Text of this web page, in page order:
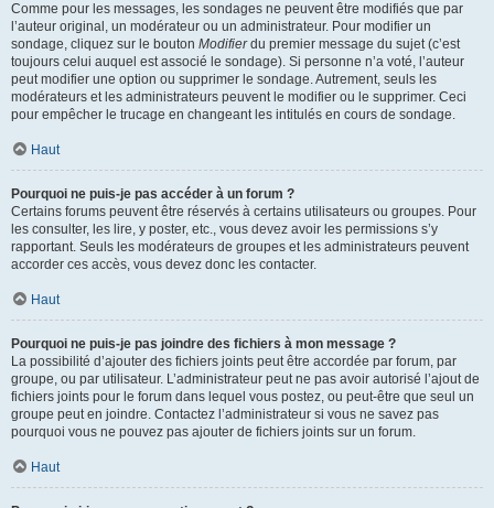
Comme pour les messages, les sondages ne peuvent être modifiés que par
l’auteur original, un modérateur ou un administrateur. Pour modifier un
sondage, cliquez sur le bouton Modifierdu premier message du sujet (c’est
toujours celui auquel est associé le sondage). Si personne n’a voté, l’auteur
peut modifier une option ou supprimer le sondage. Autrement, seuls les
modérateurs et les administrateurs peuvent le modifier ou le supprimer. Ceci
pour empêcher le trucage en changeant les intitulés en cours de sondage.
Haut
Pourquoi ne puis-je pas accéder à un forum ?
Certains forums peuvent être réservés à certains utilisateurs ou groupes. Pour
les consulter, les lire, y poster, etc., vous devez avoir les permissions s’y
rapportant. Seuls les modérateurs de groupes et les administrateurs peuvent
accorder ces accès, vous devez donc les contacter.
Haut
Pourquoi ne puis-je pas joindre des fichiers à mon message ?
La possibilité d’ajouter des fichiers joints peut être accordée par forum, par
groupe, ou par utilisateur. L’administrateur peut ne pas avoir autorisé l’ajout de
fichiers joints pour le forum dans lequel vous postez, ou peut-être que seul un
groupe peut en joindre. Contactez l’administrateur si vous ne savez pas
pourquoi vous ne pouvez pas ajouter de fichiers joints sur un forum.
Haut